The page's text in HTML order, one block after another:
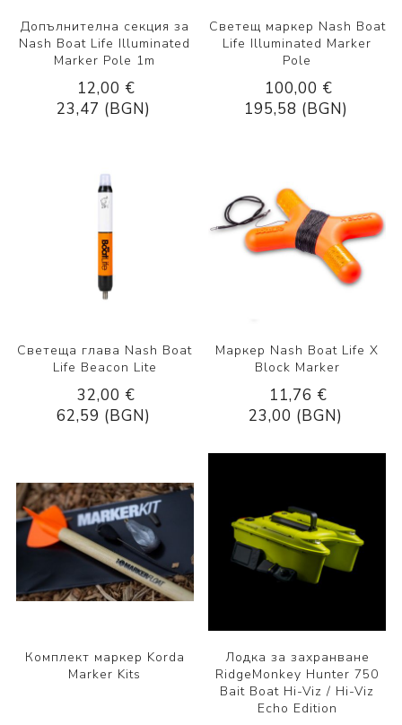
Допълнителна секция за
Nash Boat Life Illuminated
Marker Pole 1m
12,00 €
23,47 (BGN)
Светещ маркер Nash Boat
Life Illuminated Marker
Pole
100,00 €
195,58 (BGN)
Светеща глава Nash Boat
Life Beacon Lite
32,00 €
62,59 (BGN)
Маркер Nash Boat Life X
Block Marker
11,76 €
23,00 (BGN)
Комплект маркер Korda
Marker Kits
Лодка за захранване
RidgeMonkey Hunter 750
Bait Boat Hi-Viz / Hi-Viz
Echo Edition